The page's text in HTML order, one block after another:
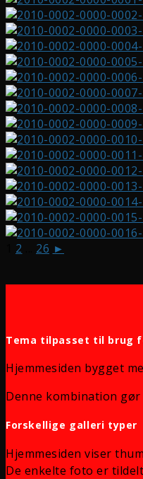
2 26 ►
Tema tilpasset til brug
Hjemmesiden bygget
Denne kombination
Forskellige galleri typer
Hjemmesiden viser
De enkelte foto er